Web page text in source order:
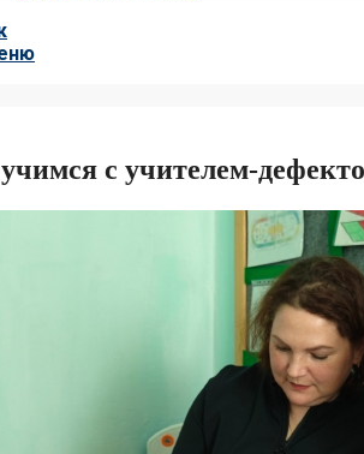
учимся с учителем-